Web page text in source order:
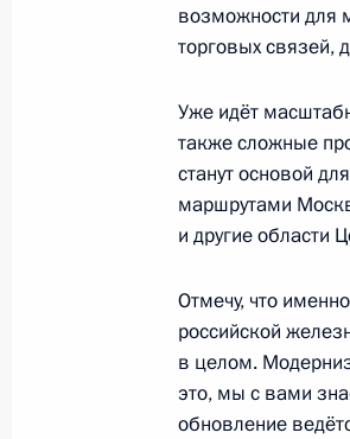
Посещение
Съезд партии
17 декабря 2023
15 декабря
Встреча с
15 декабря 2023
возможности для
торговых связей,
Уже идёт
также сложные
станут основой
маршрутами
и другие области
Отмечу, что
российской
в целом.
это, мы с вами
обновление